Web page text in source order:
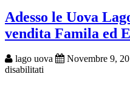
Adesso le Uova
vendita Famila ed
lago uova Novembre 9,
disabilitati